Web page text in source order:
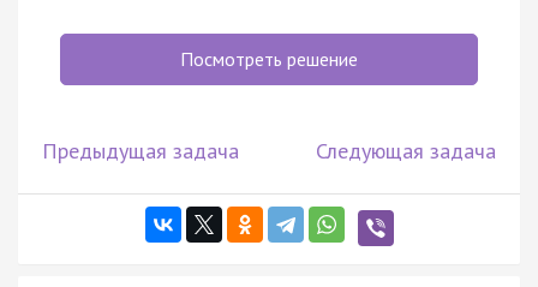
Посмотреть решение
Предыдущая задача Следующая задача